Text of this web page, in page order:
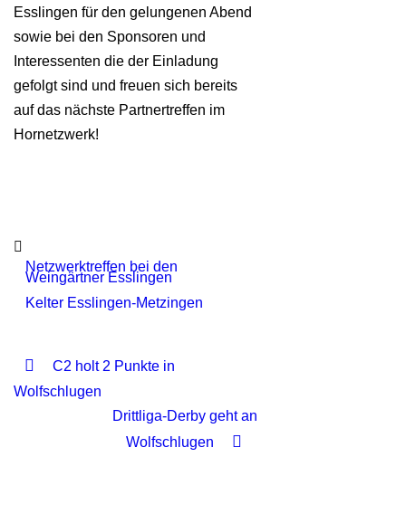
Esslingen für den gelungenen Abend
sowie bei den Sponsoren und
Interessenten die der Einladung
gefolgt sind und freuen sich bereits
auf das nächste Partnertreffen im
Hornetzwerk!
Netzwerktreffen bei den
Weingärtner Esslingen
Kelter Esslingen-Metzingen
C2 holt 2 Punkte in
Wolfschlugen
Drittliga-Derby geht an
Wolfschlugen